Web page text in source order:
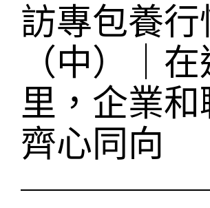
訪專包養行
（中）｜在
里，企業和
齊心同向